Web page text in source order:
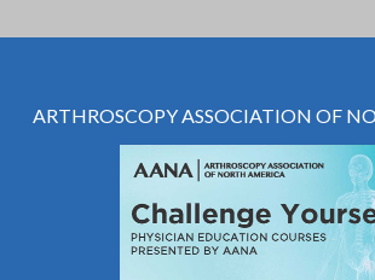
ARTHROSCOPY ASSOCIATION OF